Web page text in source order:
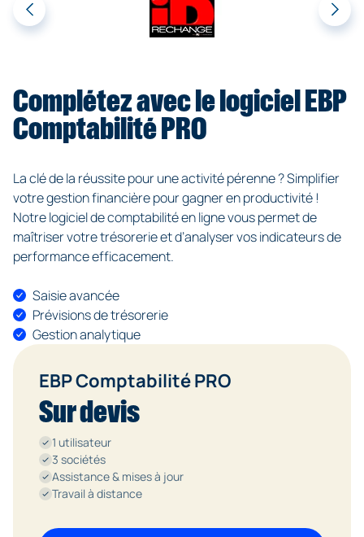
dématérialisation.
Complétez avec le logiciel EBP
Comptabilité PRO
La clé de la réussite pour une activité pérenne ? Simplifier
votre gestion financière pour gagner en productivité !
Notre logiciel de comptabilité en ligne vous permet de
maîtriser votre trésorerie et d’analyser vos indicateurs de
performance efficacement.
Saisie avancée
Prévisions de trésorerie
Gestion analytique
EBP Comptabilité PRO
Sur devis
done 1 utilisateur
done 3 sociétés
done Assistance & mises à jour
done Travail à distance